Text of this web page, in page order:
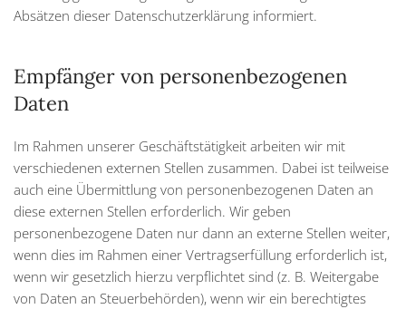
Absätzen dieser Datenschutzerklärung informiert.
Empfänger von personenbezogenen
Daten
Im Rahmen unserer Geschäftstätigkeit arbeiten wir mit
verschiedenen externen Stellen zusammen. Dabei ist teilweise
auch eine Übermittlung von personenbezogenen Daten an
diese externen Stellen erforderlich. Wir geben
personenbezogene Daten nur dann an externe Stellen weiter,
wenn dies im Rahmen einer Vertragserfüllung erforderlich ist,
wenn wir gesetzlich hierzu verpflichtet sind (z. B. Weitergabe
von Daten an Steuerbehörden), wenn wir ein berechtigtes